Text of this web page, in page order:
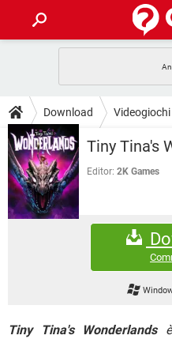
INTRATTENIMENTO
iOS
INSTAGRAM
TIKTOK
GUIDE
COVID-19
INTRATTENIMENTO
iOS
INSTAGRAM
DOWNLOAD
COVID-19
INTRATTENIMENTO
FORUM
COVID-19
GLOSSARIO
INSTAGRAM
Download Videogiochi
Tiny Tina's
Editor: 2K Games
Tiny Tina's Wonderlandsè